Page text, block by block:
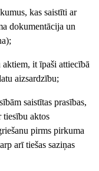
kas saistīti ar
dokumentācija un
it īpaši attiecībā
aizsardzību;
saistītas prasības,
tiesību aktos
pirms pirkuma
arī tiešas saziņas